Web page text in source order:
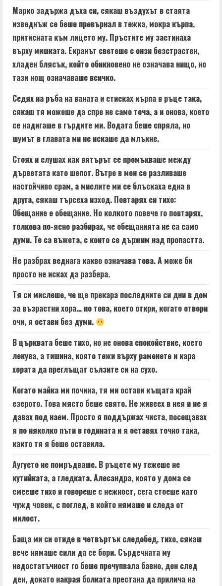
Марко задържа дъха си, сякаш въздухът в стаята
изведнъж се беше превърнал в тежка, мокра кърпа,
притисната към лицето му. Пръстите му застинаха
върху мишката. Екранът светеше с онзи безстрастен,
хладен блясък, който обикновено не означава нищо, но
тази нощ означаваше всичко.
Седях на ръба на ваната и стисках кърпа в ръце така,
сякаш тя можеше да спре не само теча, а и онова, което
се надигаше в гърдите ми. Водата беше спряла, но
шумът в главата ми не искаше да млъкне.
Стоях и слушах как вятърът се промъкваше между
дърветата като шепот. Вътре в мен се разливаше
настойчиво срам, а мислите ми се блъскаха една в
друга, сякаш търсеха изход. Повтарях си тихо:
Обещание е обещание. Но колкото повече го повтарях,
толкова по-ясно разбирах, че обещанията не са само
думи. Те са въжета, с които се държим над пропастта.
Не разбрах веднага какво означава това. А може би
просто не исках да разбера.
Тя си мислеше, че ще прекара последните си дни в дом
за възрастни хора… но това, което откри, когато отвори
очи, я остави без думи.
В църквата беше тихо, но не онова спокойствие, което
лекува, а тишина, която тежи върху раменете и кара
хората да преглъщат сълзите си на сухо.
Когато майка ми почина, тя ми остави къщата край
езерото. Това място беше свято. Не живеех в нея и не я
давах под наем. Просто я поддържах чиста, посещавах
я по няколко пъти в годината и я оставях точно така,
както тя я беше оставила.
Аугусто не помръдваше. В ръцете му тежеше не
кутийката, а гледката. Алесандра, която у дома се
смееше тихо и говореше с нежност, сега стоеше като
чужд човек, с поглед, в който нямаше и следа от
милост.
Баща ми си отиде в четвъртък следобед, тихо, сякаш
вече нямаше сили да се бори. Сърдечната му
недостатъчност го беше пречупвала бавно, ден след
ден, докато накрая болката престана да прилича на